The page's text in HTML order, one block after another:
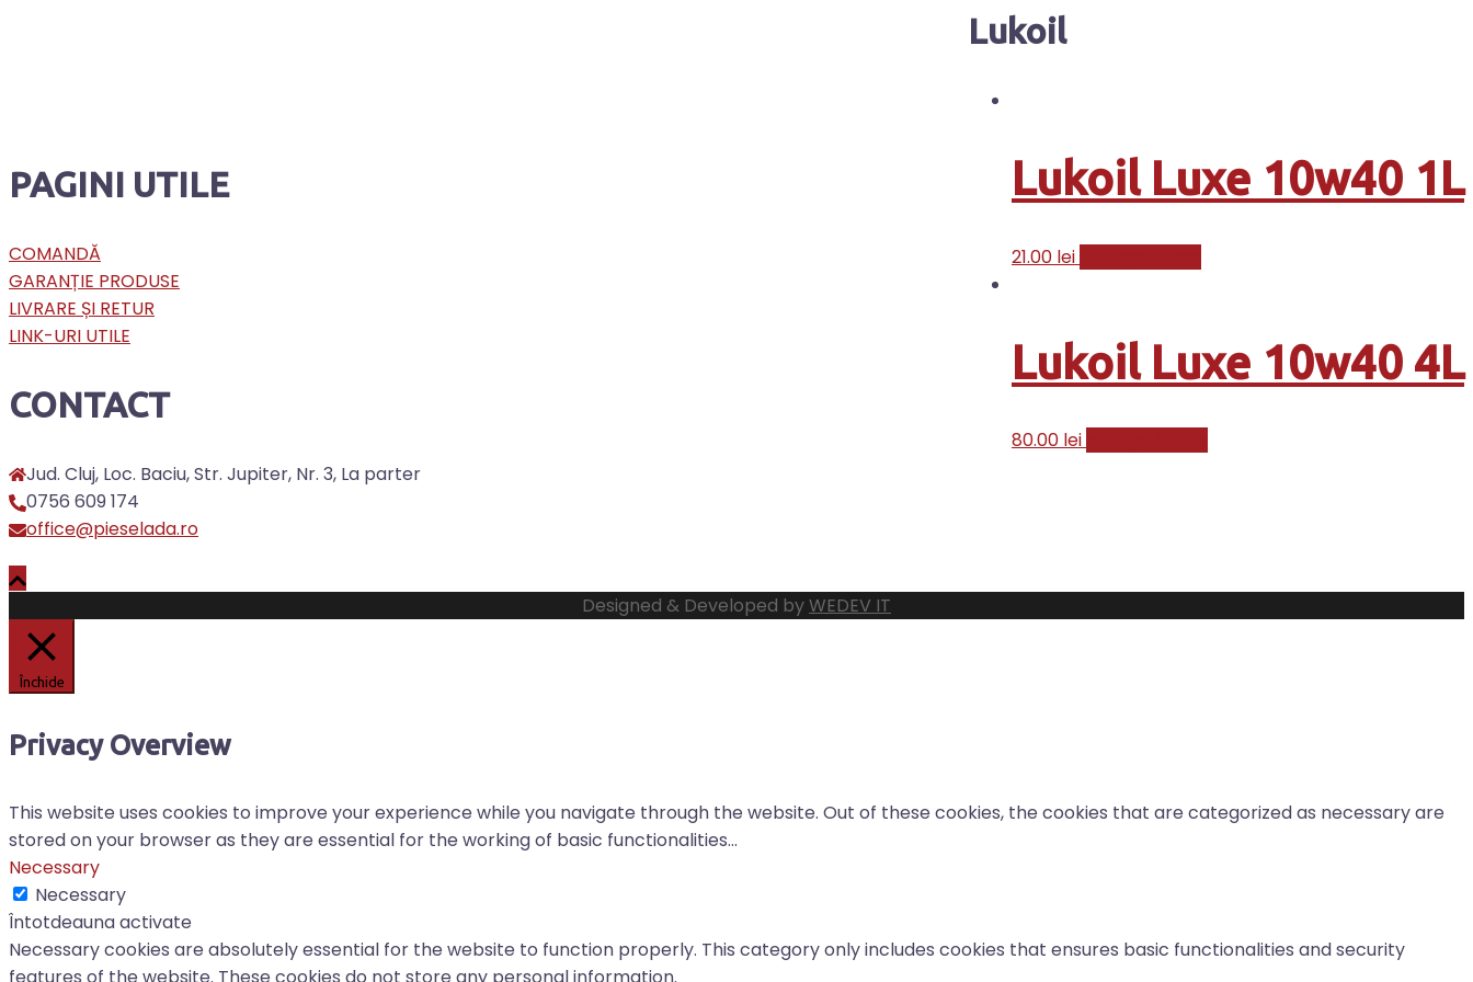
Lukoil
Lukoil Luxe 10w40 1L
21.00 lei
Lukoil Luxe 10w40 4L
80.00 lei
PAGINI UTILE
COMANDĂ
GARANȚIE PRODUSE
LIVRARE ȘI RETUR
LINK-URI UTILE
CONTACT
Jud. Cluj, Loc. Baciu, Str. Jupiter, Nr. 3, La parter
0756 609 174
office@pieselada.ro
Designed & Developed byWEDEV IT
Închide
Privacy Overview
This website uses cookies to improve your experience while you navigate through the website. Out of these cookies, the cookies that are categorized as necessary are
stored on your browser as they are essential for the working of basic functionalities...
Necessary
Necessary
Întotdeauna activate
Necessary cookies are absolutely essential for the website to function properly. This category only includes cookies that ensures basic functionalities and security
features of the website. These cookies do not store any personal information.